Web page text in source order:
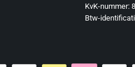
KvK-nummer:
Btw-